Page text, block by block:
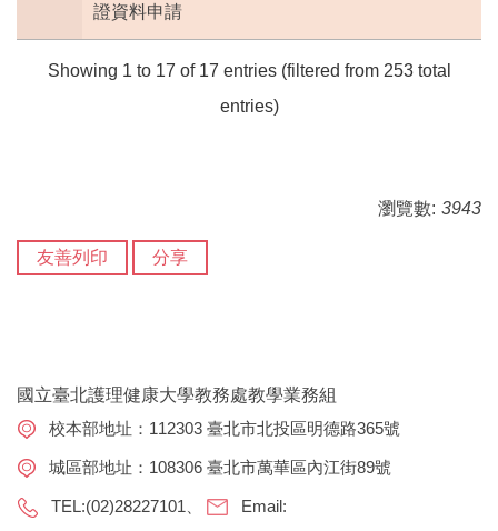
證資料申請
Showing 1 to 17 of 17 entries (filtered from 253 total
entries)
瀏覽數: 3943
友善列印 分享
國立臺北護理健康大學教務處教學業務組
校本部地址：112303 臺北市北投區明德路365號
城區部地址：108306 臺北市萬華區內江街89號
TEL:(02)28227101、 Email: